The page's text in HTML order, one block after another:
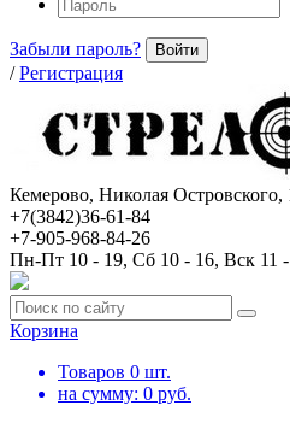
Забыли пароль? Войти
/ Регистрация
Кемерово, Николая Островского,
+7(3842)36-61-84
+7-905-968-84-26
Пн-Пт 10 - 19, Сб 10 - 16, Вск 11
Корзина
Товаров 0 шт.
на сумму: 0 руб.